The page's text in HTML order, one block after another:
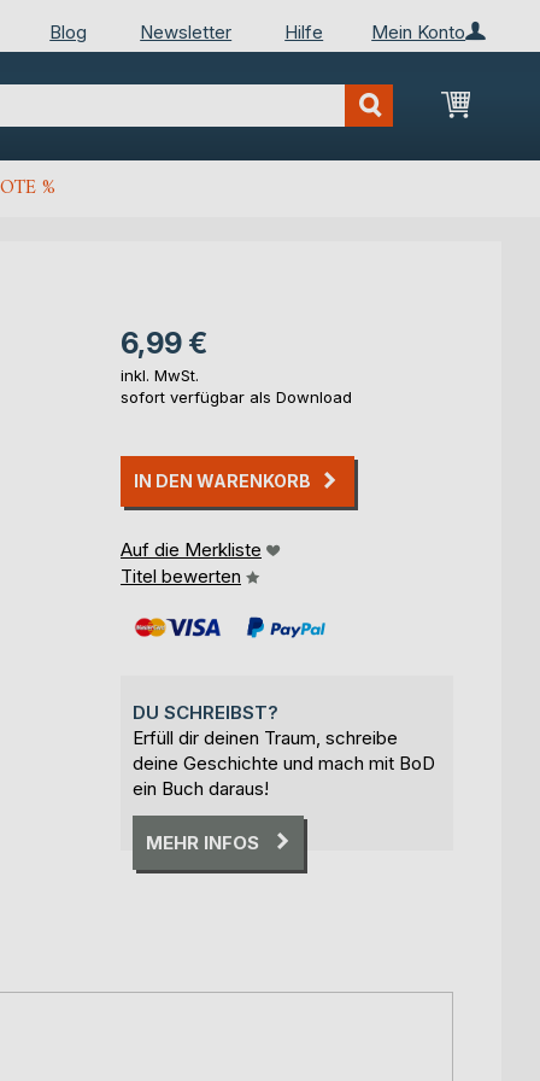
Mein Konto
Blog Newsletter Hilfe
Mein
%
6,99 €
inkl. MwSt.
sofort verfügbar als Download
IN DEN WARENKORB
Auf die Merkliste
Titel bewerten
DU SCHREIBST?
Erfüll dir deinen Traum, schreibe
deine Geschichte und mach mit BoD
ein Buch daraus!
MEHR INFOS